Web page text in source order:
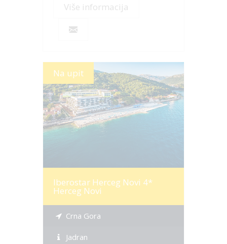
Više informacija
Na upit
Više informacija
Iberostar Herceg Novi 4*
Herceg Novi
Crna Gora
Jadran